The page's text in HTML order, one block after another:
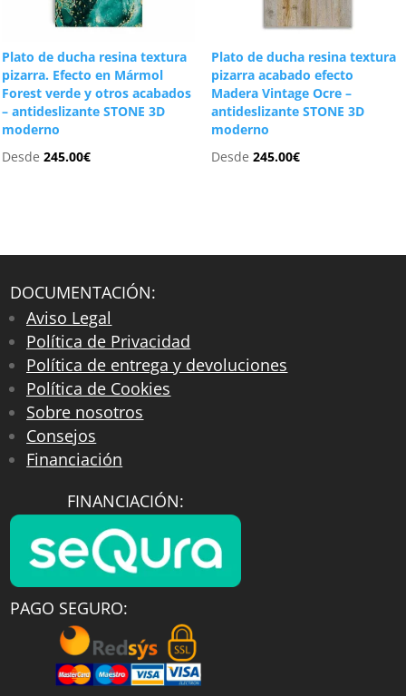
Plato de ducha resina textura
pizarra. Efecto en Mármol
Forest verde y otros acabados
– antideslizante STONE 3D
moderno
Desde245.00€
Plato de ducha resina textura
pizarra acabado efecto
Madera Vintage Ocre –
antideslizante STONE 3D
moderno
Desde 245.00€
DOCUMENTACIÓN:
Aviso Legal
Política de Privacidad
Política de entrega y devoluciones
Política de Cookies
Sobre nosotros
Consejos
Financiación
FINANCIACIÓN:
PAGO SEGURO: